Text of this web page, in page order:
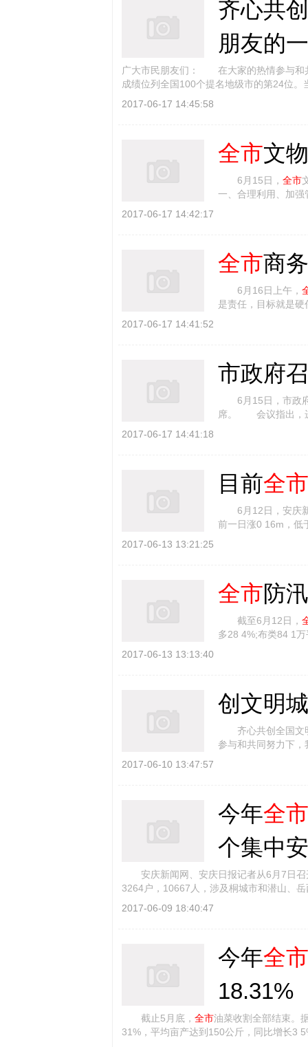
齐心共
朋友的
广大市民朋友们： 在大家的热情参与和
成绩位列全国100个提名地级市的第24位
2017-06-17 14:45:58
全市文
6月15日， 全市
一、合理利用、加
2017-06-17 14:42:17
全市商
6月16日上午，
是责任，目标就是
2017-06-17 14:41:52
市政府
6月15日，市政
席。 会议指出，进
2017-06-17 14:41:18
目前全市
6月12日，安庆新
前一日涨0 16m，低
2017-06-13 13:21:25
全市防
截至6月12日，
多28 4%;布类84 1
2017-06-13 13:13:40
创文明
齐心共创全国文
参与和共同努力下
2017-06-10 13:47:57
今年全市
个集中
安庆新闻网、安庆日报记者从6月7日召
3264户，10667人，涉及桐城市和潜山
2017-06-09 18:40:47
今年全市
18.31%
截止5月底， 全市油菜收割全部结束。
31%，平均亩产达到150公斤，同比增长